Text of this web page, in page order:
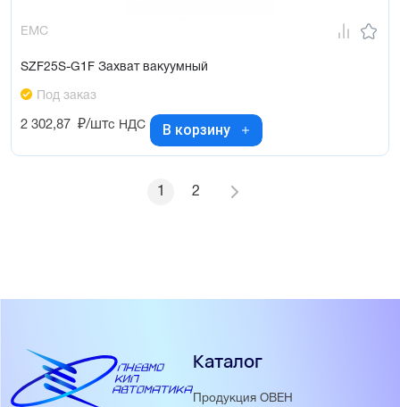
EMC
SZF25S-G1F Захват вакуумный
Под заказ
2 302,87 ₽/штс НДС В корзину
1 2
Каталог
Продукция ОВЕН